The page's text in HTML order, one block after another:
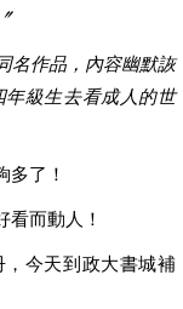
名作品，內容幽默詼
級生去看成人的世
多了！
而動人！
今天到政大書城補